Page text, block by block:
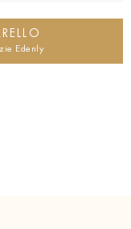
Edenly